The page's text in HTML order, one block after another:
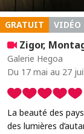
GRATUIT VIDÉO
Zigor,
Galerie Hegoa
Du 17 mai au 27
La beauté des
des lumières